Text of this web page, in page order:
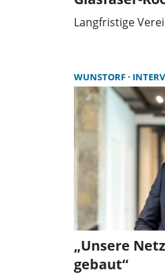
Langfristige
WUNSTORF
„Unsere
gebaut“